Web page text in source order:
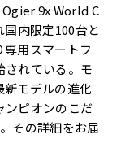
9x World C
内限定100台と
用スマートフ
されている。モ
モデルの進化
ンピオンのこだ
その詳細をお届